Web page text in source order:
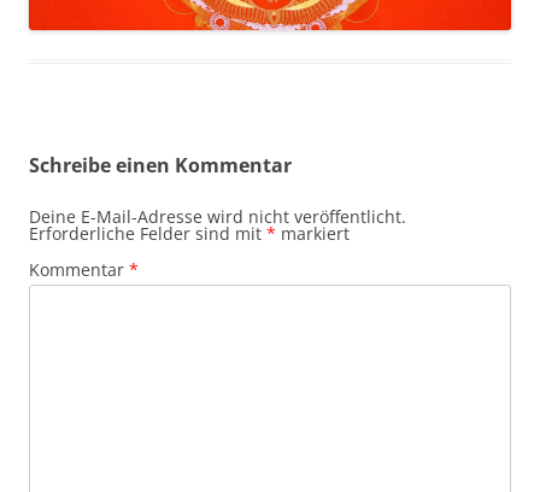
Schreibe einen Kommentar
Deine E-Mail-Adresse wird nicht veröffentlicht.
Erforderliche Felder sind mit * markiert
Kommentar *